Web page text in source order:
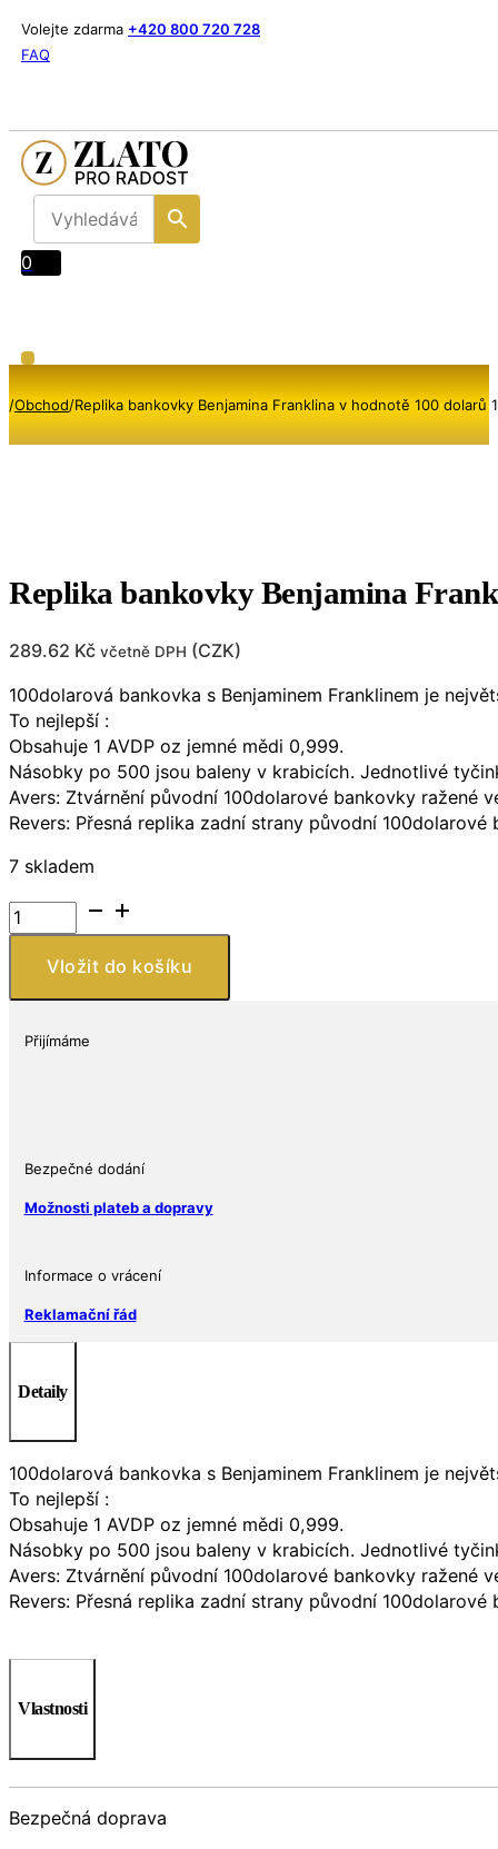
Volejte zdarma +420 800 720 728
FAQ
0
/Obchod/Replika bankovky Benjamina Franklina v hodnotě 100 dolarů
Replika bankovky Benjamina
289.62 Kč včetně DPH (CZK)
100dolarová bankovka s Benjaminem Franklinem je
To nejlepší :
Obsahuje 1 AVDP oz jemné mědi 0,999.
Násobky po 500 jsou baleny v krabicích. Jednotlivé
Avers: Ztvárnění původní 100dolarové bankovky ražené
Revers: Přesná replika zadní strany původní 100dolarové
7 skladem
Replika
bankovky
Benjamina
hodnotě
množství
Vložit do košíku
Přijímáme
Bezpečné dodání
Možnosti plateb a dopravy
Informace o vrácení
Reklamační řád
Detaily
100dolarová bankovka s Benjaminem Franklinem je
To nejlepší :
Obsahuje 1 AVDP oz jemné mědi 0,999.
Násobky po 500 jsou baleny v krabicích. Jednotlivé
Avers: Ztvárnění původní 100dolarové bankovky ražené
Revers: Přesná replika zadní strany původní 100dolarové
Vlastnosti
Bezpečná doprava